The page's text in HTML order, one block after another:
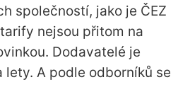
společností, jako je ČEZ
nejsou přitom na
Dodavatelé je
A podle odborníků se